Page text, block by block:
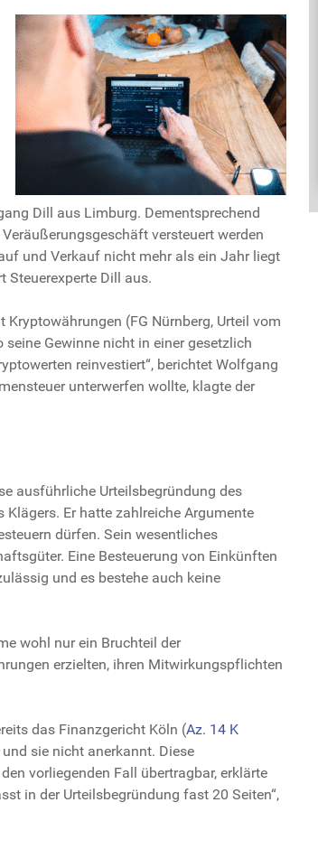
Dill aus Limburg. Dementsprechend
versteuert werden
und Verkauf nicht mehr als ein Jahr liegt
Steuerexperte Dill aus.
(FG Nürnberg, Urteil vom
Gewinne nicht in einer gesetzlich
reinvestiert“, berichtet Wolfgang
unterwerfen wollte, klagte der
ausführliche Urteilsbegründung des
Klägers. Er hatte zahlreiche Argumente
dürfen. Sein wesentliches
Eine Besteuerung von Einkünften
und es bestehe auch keine
wohl nur ein Bruchteil der
erzielten, ihren Mitwirkungspflichten
das Finanzgericht Köln (Az. 14 K
sie nicht anerkannt. Diese
vorliegenden Fall übertragbar, erklärte
in der Urteilsbegründung fast 20 Seiten“,